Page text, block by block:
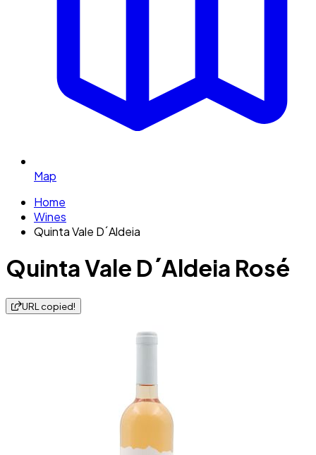
Map
Home
Wines
Quinta Vale D´Aldeia
Quinta Vale D´Aldeia Rosé
URL copied!